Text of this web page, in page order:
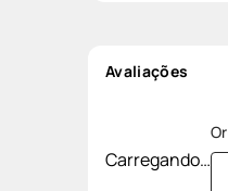
Avaliações
Carregando…